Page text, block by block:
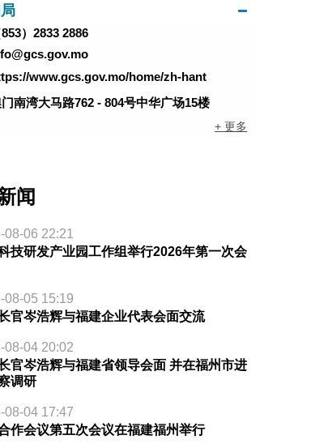
853）2833 2886
www.gcs.gov.mo/home/zh-hant
南湾大马路762 - 804号中华广场15楼
+ 更多
闻
08-06 22:21
技研发产业园工作组举行2026年第一次会
08-05 15:19
官岑浩辉与福建企业代表会面交流
08-04 20:02
官岑浩辉与福建省领导会面 并在福州市进
调研
08-04 17:47
作会议第五次会议在福建福州举行